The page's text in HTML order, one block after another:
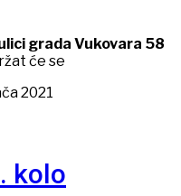
grada Vukovara 58
će se
2021
kolo